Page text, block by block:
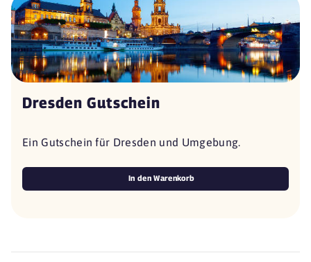
Dresden Gutschein
Ein Gutschein für Dresden und Umgebung.
In den Warenkorb